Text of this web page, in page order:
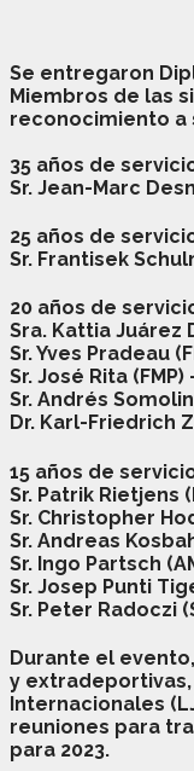
Se entregaron
Miembros de las
reconocimiento a
35 años de
Sr. Jean-Marc
25 años de
Sr. Frantisek
20 años de
Sra. Kattia Juárez
Sr. Yves Pradeau
Sr. José Rita (FMP)
Sr. Andrés
Dr. Karl-Friedrich
15 años de
Sr. Patrik Rietjens
Sr. Christopher
Sr. Andreas
Sr. Ingo Partsch
Sr. Josep Punti
Sr. Peter Radoczi
Durante el
y
Internacionales
reuniones para
para 2023.